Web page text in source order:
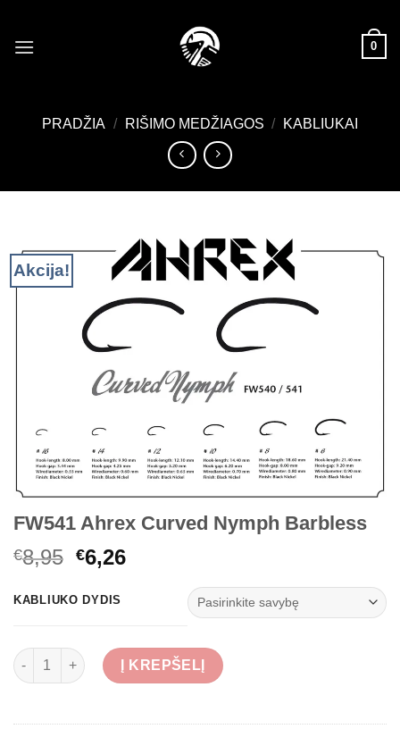
content
0
PRADŽIA / RIŠIMO MEDŽIAGOS / KABLIUKAI
Akcija!
FW541 Ahrex Curved Nymph Barbless
€8,95 Original
was:
€6,26Current
KABLIUKO DYDIS
produkto kiekis: FW541 Ahrex Curved Nymph Barbless
Į KREPŠELĮ